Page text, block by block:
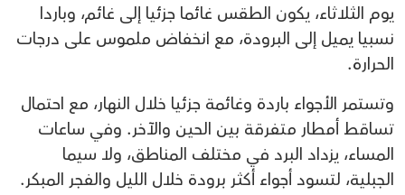
يوم الثلاثاء، يكون الطقس غائما جزئيا إلى غائم، وباردا
نسبيا يميل إلى البرودة، مع انخفاض ملموس على درجات
الحرارة.
وتستمر الأجواء باردة وغائمة جزئيا خلال النهار، مع احتمال
تساقط أمطار متفرقة بين الحين والآخر. وفي ساعات
المساء، يزداد البرد في مختلف المناطق، ولا سيما
الجبلية، لتسود أجواء أكثر برودة خلال الليل والفجر المبكر.